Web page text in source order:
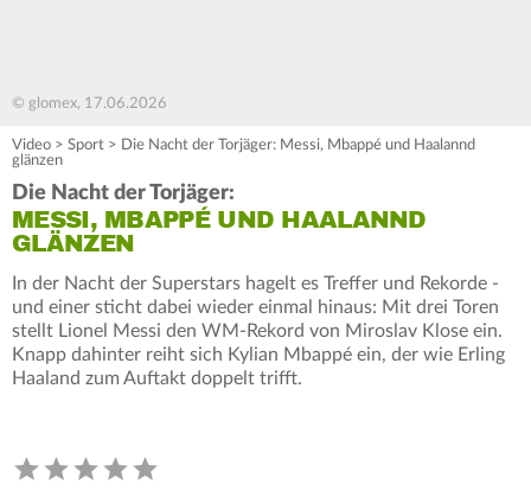
© glomex, 17.06.2026
Video > Sport > Die Nacht der Torjäger: Messi, Mbappé und Haalannd
glänzen
Die Nacht der Torjäger:
MESSI, MBAPPÉ UND HAALANND
GLÄNZEN
In der Nacht der Superstars hagelt es Treffer und Rekorde -
und einer sticht dabei wieder einmal hinaus: Mit drei Toren
stellt Lionel Messi den WM-Rekord von Miroslav Klose ein.
Knapp dahinter reiht sich Kylian Mbappé ein, der wie Erling
Haaland zum Auftakt doppelt trifft.